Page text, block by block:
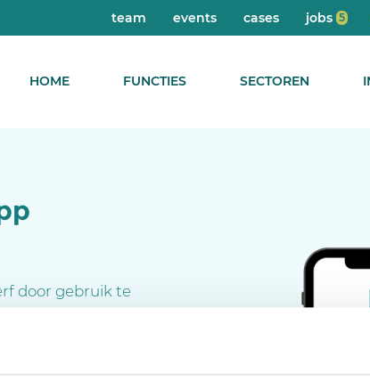
team events cases jobs 5
HOME FUNCTIES SECTOREN
door gebruik te
planning,
of laat werkbonnen
nu in de App